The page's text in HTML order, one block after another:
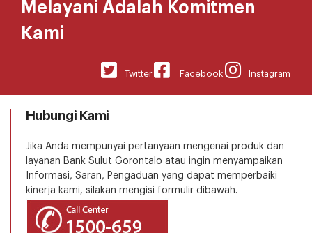
Melayani Adalah Komitmen
Kami
Instagram
Facebook
Twitter
Hubungi Kami
Jika Anda mempunyai pertanyaan mengenai produk dan
layanan Bank Sulut Gorontalo atau ingin menyampaikan
Informasi, Saran, Pengaduan yang dapat memperbaiki
kinerja kami, silakan mengisi formulir dibawah.